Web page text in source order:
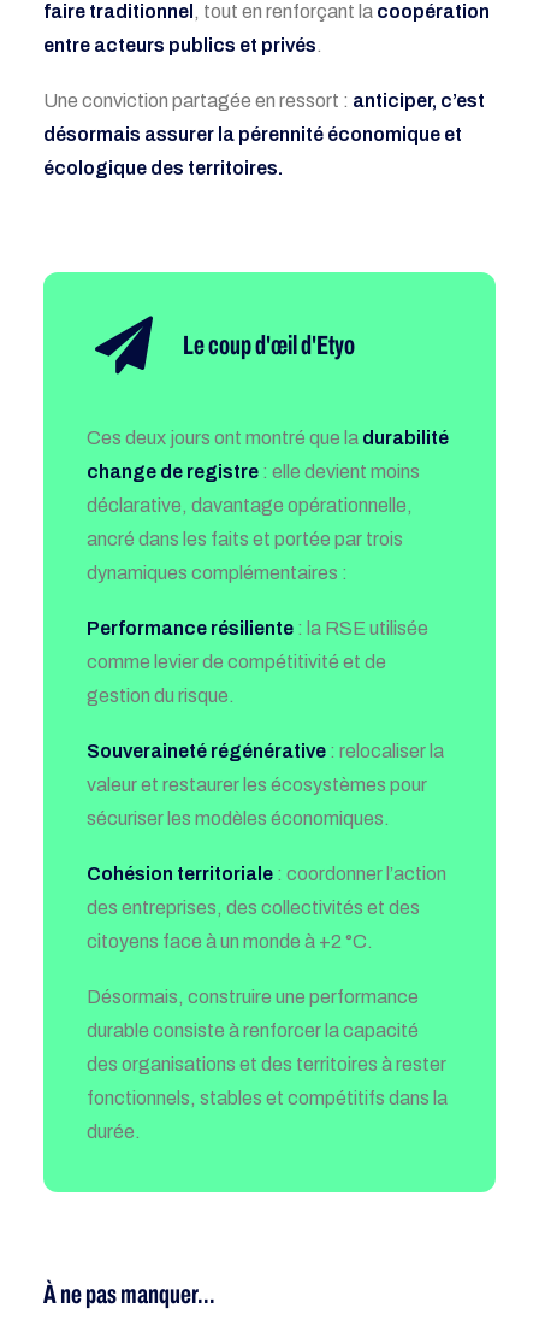
faire traditionnel , tout en renforçant la coopération
entre acteurs publics et privés.
Une conviction partagée en ressort : anticiper, c’est
désormais assurer la pérennité économique et
écologique des territoires.
Le coup d'œil d'Etyo
Ces deux jours ont montré que la durabilité
change de registre : elle devient moins
déclarative, davantage opérationnelle,
ancré dans les faits et portée par trois
dynamiques complémentaires :
Performance résiliente : la RSE utilisée
comme levier de compétitivité et de
gestion du risque.
Souveraineté régénérative : relocaliser la
valeur et restaurer les écosystèmes pour
sécuriser les modèles économiques.
Cohésion territoriale : coordonner l’action
des entreprises, des collectivités et des
citoyens face à un monde à +2 °C.
Désormais, construire une performance
durable consiste à renforcer la capacité
des organisations et des territoires à rester
fonctionnels, stables et compétitifs dans la
durée.
À ne pas manquer...